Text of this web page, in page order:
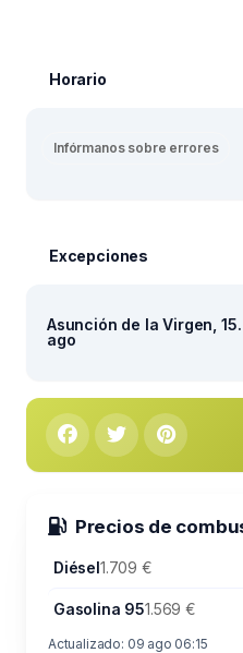
Horario
Infórmanos sobre errores
Excepciones
Asunción de la Virgen, 15.
ago
Precios de
Diésel1.709 €
Gasolina 951.569 €
Actualizado: 09 ago 06:15